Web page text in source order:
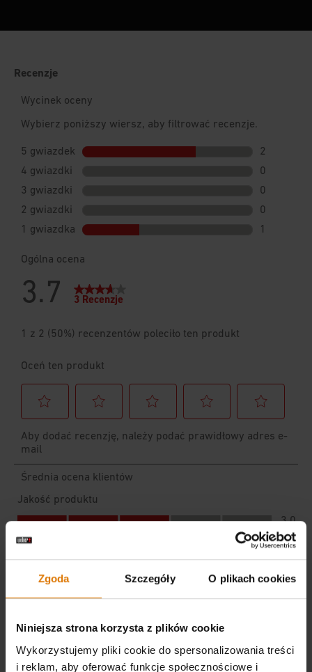
Zgoda Szczegóły O plikach cookies
Niniejsza strona korzysta z plików cookie
Wykorzystujemy pliki cookie do spersonalizowania treści
i reklam, aby oferować funkcje społecznościowe i